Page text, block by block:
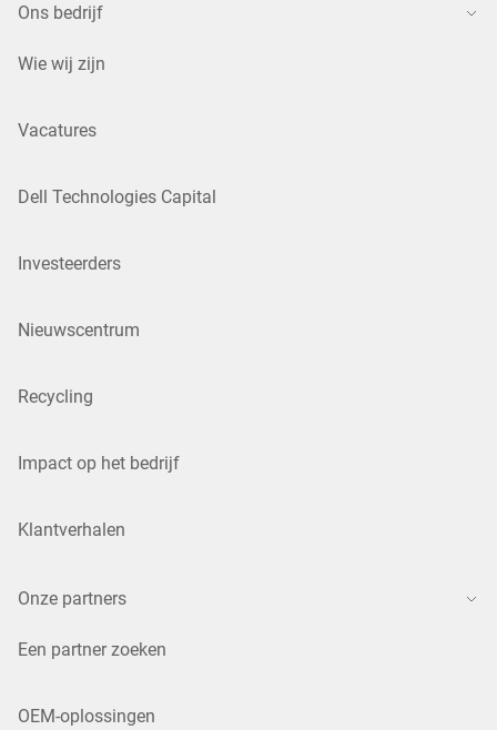
Ons bedrijf
Wie wij zijn
Vacatures
Dell Technologies Capital
Investeerders
Nieuwscentrum
Recycling
Impact op het bedrijf
Klantverhalen
Onze partners
Een partner zoeken
OEM-oplossingen